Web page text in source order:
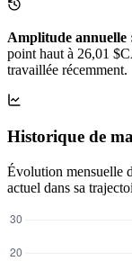
Amplitude annuelle
point haut à 26,01
travaillée récemment.
Historique de
Évolution mensuelle
actuel dans sa